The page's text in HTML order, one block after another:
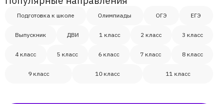
Подготовка к школе Олимпиады ОГЭ ЕГЭ
Выпускник ДВИ 1 класс 2 класс 3 класс
4 класс 5 класс 6 класс 7 класс 8 класс
9 класс 10 класс 11 класс